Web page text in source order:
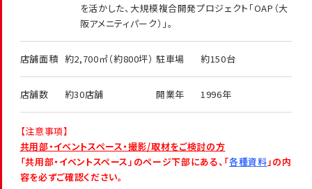
を活かした、大規模複合開発プロジェクト「OAP（大
阪アメニティパーク）」。
店舗面積 約2,700㎡（約800坪） 駐車場 約150台
店舗数 約30店舗 開業年 1996年
【注意事項】
共用部・イベントスペース・撮影/取材をご検討の方
「共用部・イベントスペース」のページ下部にある、「各種資料 」の内
容を必ずご確認ください。